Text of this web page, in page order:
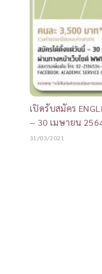
เปิดรับสมัคร
– 30 เมษายน
31/03/2021